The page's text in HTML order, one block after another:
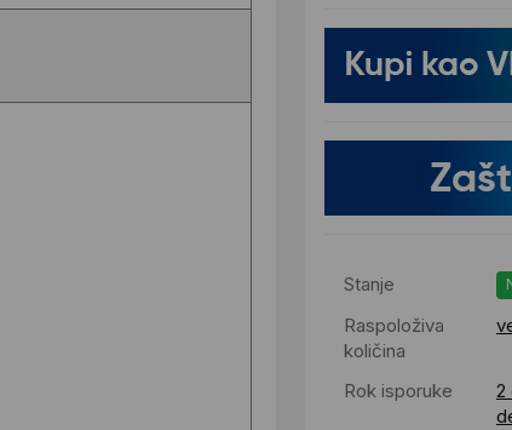
Stanje
Raspoloživa
količina
Rok isporuke
2